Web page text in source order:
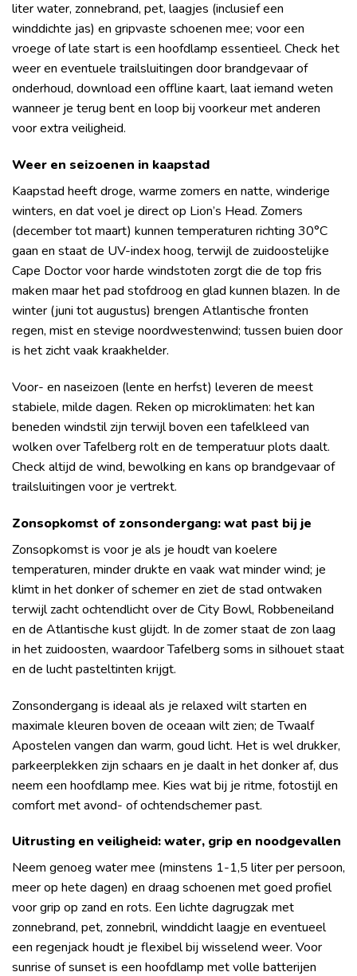
liter water, zonnebrand, pet, laagjes (inclusief een
winddichte jas) en gripvaste schoenen mee; voor een
vroege of late start is een hoofdlamp essentieel. Check het
weer en eventuele trailsluitingen door brandgevaar of
onderhoud, download een offline kaart, laat iemand weten
wanneer je terug bent en loop bij voorkeur met anderen
voor extra veiligheid.
Weer en seizoenen in kaapstad
Kaapstad heeft droge, warme zomers en natte, winderige
winters, en dat voel je direct op Lion’s Head. Zomers
(december tot maart) kunnen temperaturen richting 30°C
gaan en staat de UV-index hoog, terwijl de zuidoostelijke
Cape Doctor voor harde windstoten zorgt die de top fris
maken maar het pad stofdroog en glad kunnen blazen. In de
winter (juni tot augustus) brengen Atlantische fronten
regen, mist en stevige noordwestenwind; tussen buien door
is het zicht vaak kraakhelder.
Voor- en naseizoen (lente en herfst) leveren de meest
stabiele, milde dagen. Reken op microklimaten: het kan
beneden windstil zijn terwijl boven een tafelkleed van
wolken over Tafelberg rolt en de temperatuur plots daalt.
Check altijd de wind, bewolking en kans op brandgevaar of
trailsluitingen voor je vertrekt.
Zonsopkomst of zonsondergang: wat past bij je
Zonsopkomst is voor je als je houdt van koelere
temperaturen, minder drukte en vaak wat minder wind; je
klimt in het donker of schemer en ziet de stad ontwaken
terwijl zacht ochtendlicht over de City Bowl, Robbeneiland
en de Atlantische kust glijdt. In de zomer staat de zon laag
in het zuidoosten, waardoor Tafelberg soms in silhouet staat
en de lucht pasteltinten krijgt.
Zonsondergang is ideaal als je relaxed wilt starten en
maximale kleuren boven de oceaan wilt zien; de Twaalf
Apostelen vangen dan warm, goud licht. Het is wel drukker,
parkeerplekken zijn schaars en je daalt in het donker af, dus
neem een hoofdlamp mee. Kies wat bij je ritme, fotostijl en
comfort met avond- of ochtendschemer past.
Uitrusting en veiligheid: water, grip en noodgevallen
Neem genoeg water mee (minstens 1-1,5 liter per persoon,
meer op hete dagen) en draag schoenen met goed profiel
voor grip op zand en rots. Een lichte dagrugzak met
zonnebrand, pet, zonnebril, winddicht laagje en eventueel
een regenjack houdt je flexibel bij wisselend weer. Voor
sunrise of sunset is een hoofdlamp met volle batterijen